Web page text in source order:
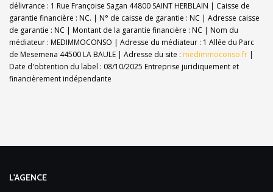
délivrance : 1 Rue Françoise Sagan 44800 SAINT HERBLAIN | Caisse de
garantie financière : NC. | N° de caisse de garantie : NC | Adresse caisse
de garantie : NC | Montant de la garantie financière : NC | Nom du
médiateur : MEDIMMOCONSO | Adresse du médiateur : 1 Allée du Parc
de Mesemena 44500 LA BAULE | Adresse du site : medimmoconso.fr |
Date d'obtention du label : 08/10/2025 Entreprise juridiquement et
financièrement indépendante
L'AGENCE